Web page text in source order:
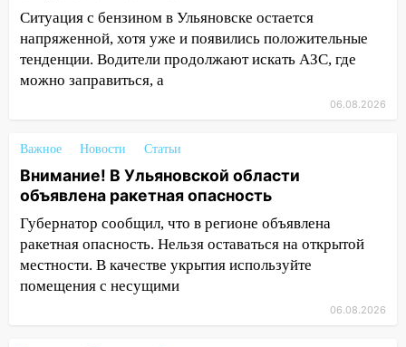
16:09 Ветераны легкой атлетики из
Ульяновска успешно выступили на
Чемпионате России
16:02
В Ульяновской области убрали
Ульяновской области завели дело на
агрессивную женщину
15:47 На улице Радищева сбили
курьера: крупная авария в Ульяновске
15:15 Проводил до квартиры и ограбил:
Ситуация с бензином в Ульяновске остается
напряженной, хотя уже и появились положительные
тенденции. Водители продолжают искать АЗС, где
можно заправиться, а
06.08.2026
Важное Новости Статьи
Внимание! В Ульяновской области
объявлена ракетная опасность
Губернатор сообщил, что в регионе объявлена
ракетная опасность. Нельзя оставаться на открытой
местности. В качестве укрытия используйте
помещения с несущими
06.08.2026